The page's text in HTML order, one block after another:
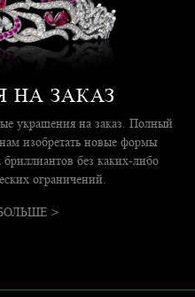
НА ЗАКАЗ
украшения на заказ. Полный
изобретать новые формы
без каких-либо
ограничений.
>